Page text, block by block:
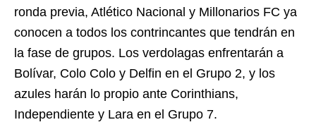
ronda previa, Atlético Nacional y Millonarios FC ya
conocen a todos los contrincantes que tendrán en
la fase de grupos. Los verdolagas enfrentarán a
Bolívar, Colo Colo y Delfin en el Grupo 2, y los
azules harán lo propio ante Corinthians,
Independiente y Lara en el Grupo 7.